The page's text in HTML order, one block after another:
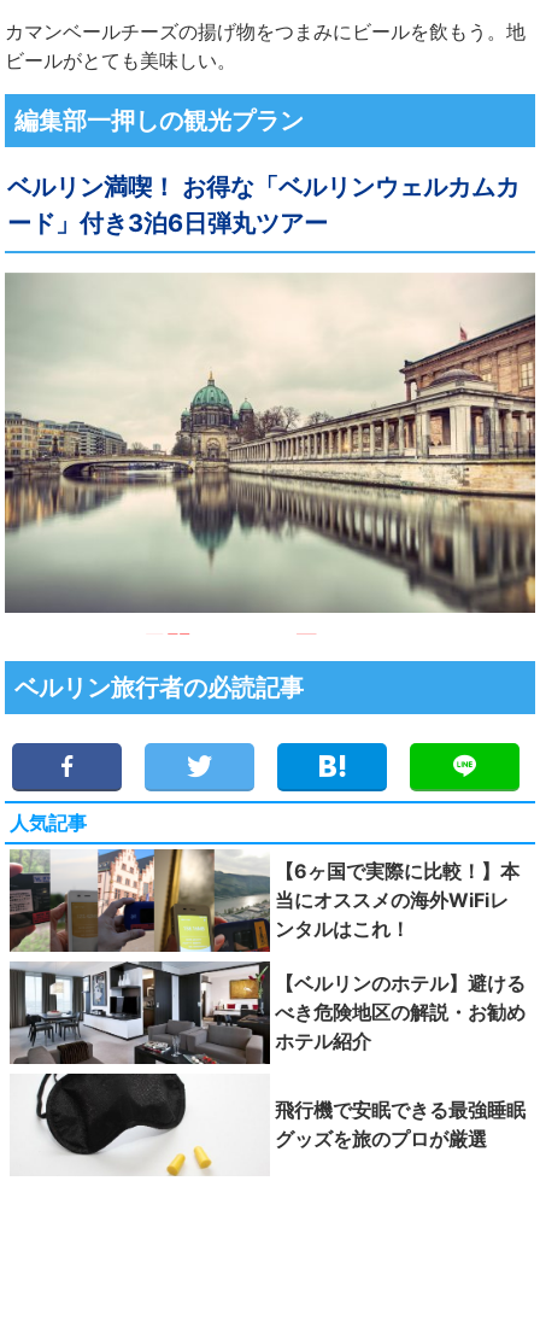
カマンベールチーズの揚げ物をつまみにビールを飲もう。地
ビールがとても美味しい。
編集部一押しの観光プラン
ベルリン満喫！ お得な「ベルリンウェルカムカ
ード」付き3泊6日弾丸ツアー
ベルリン旅行者の必読記事
人気記事
【6ヶ国で実際に比較！】本
当にオススメの海外WiFiレ
ンタルはこれ！
【ベルリンのホテル】避ける
べき危険地区の解説・お勧め
ホテル紹介
飛行機で安眠できる最強睡眠
グッズを旅のプロが厳選